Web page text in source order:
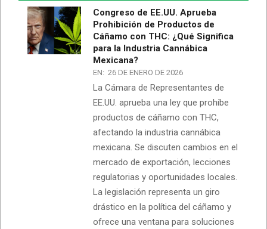
Congreso de EE.UU. Aprueba
Prohibición de Productos de
Cáñamo con THC: ¿Qué Significa
para la Industria Cannábica
Mexicana?
EN: 26 DE ENERO DE 2026
La Cámara de Representantes de
EE.UU. aprueba una ley que prohíbe
productos de cáñamo con THC,
afectando la industria cannábica
mexicana. Se discuten cambios en el
mercado de exportación, lecciones
regulatorias y oportunidades locales.
La legislación representa un giro
drástico en la política del cáñamo y
ofrece una ventana para soluciones